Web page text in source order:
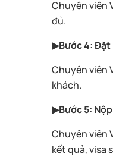
Chuyên viên
đủ.
▶Bước 4: Đặt
Chuyên viên
khách.
▶Bước 5:
Chuyên viên
kết quả, visa